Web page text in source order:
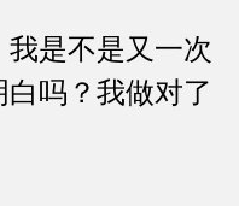
是不是又一次
吗？我做对了